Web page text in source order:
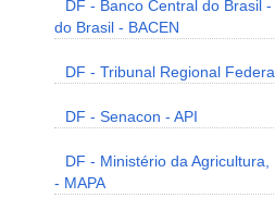
DF - Banco Central do Brasil
do Brasil - BACEN
DF - Tribunal Regional
DF - Senacon - API
DF - Ministério da
- MAPA